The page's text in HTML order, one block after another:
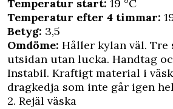
Temperatur start: 19 °C
Temperatur efter 4 timmar:
Betyg: 3,5
Omdöme: Håller kylan väl. Tre
utsidan utan lucka. Handtag
Instabil. Kraftigt material i
dragkedja som inte går igen
2. Rejäl väska